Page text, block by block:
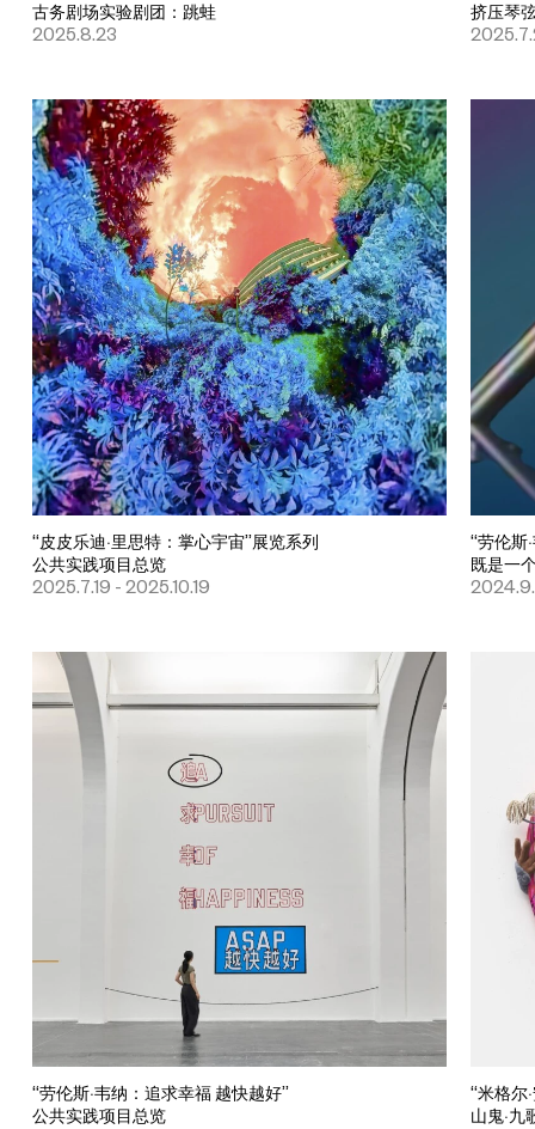
古务剧场实验剧团：跳蛙
2025.8.23
挤压琴
“皮皮乐迪·里思特：掌心宇宙”展览系列
公共实践项目总览
2025.7.19 - 2025.10.19
“劳伦斯
既是一
“劳伦斯·韦纳：追求幸福 越快越好”
公共实践项目总览
“米格尔
山鬼·九